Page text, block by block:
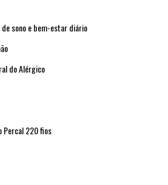
sono e bem-estar diário
do Alérgico
Percal 220 fios